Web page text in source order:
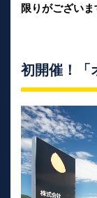
限りがございま
初開催！「